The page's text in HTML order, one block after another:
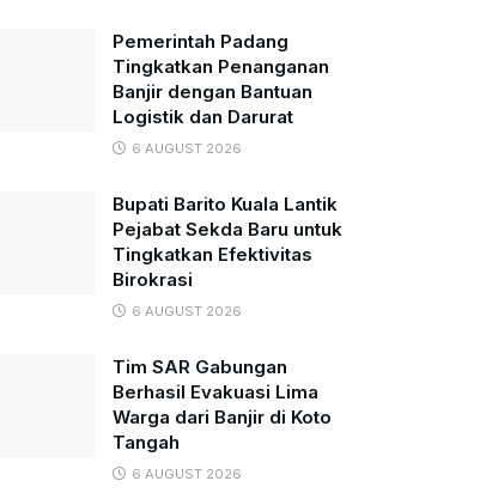
Pemerintah Padang
Tingkatkan Penanganan
Banjir dengan Bantuan
Logistik dan Darurat
6 AUGUST 2026
Bupati Barito Kuala Lantik
Pejabat Sekda Baru untuk
Tingkatkan Efektivitas
Birokrasi
6 AUGUST 2026
Tim SAR Gabungan
Berhasil Evakuasi Lima
Warga dari Banjir di Koto
Tangah
6 AUGUST 2026